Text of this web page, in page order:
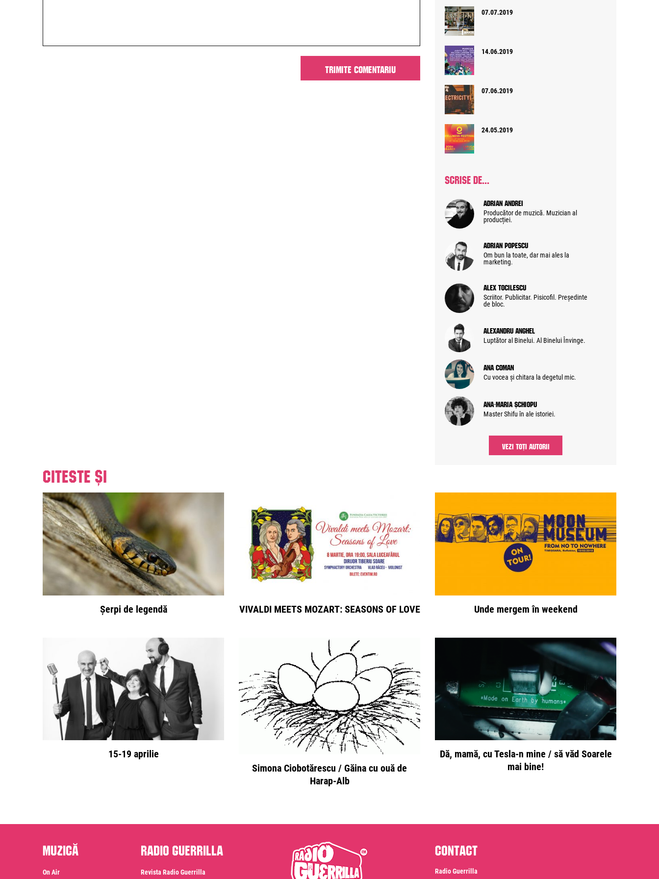
07.07.2019
14.06.2019
07.06.2019
24.05.2019
SCRISE DE...
Adrian Andrei
Producător de muzică. Muzician al
producției.
Adrian Popescu
Om bun la toate, dar mai ales la
marketing.
Alex Tocilescu
Scriitor. Publicitar. Pisicofil. Președinte
de bloc.
Alexandru Anghel
Luptător al Binelui. Al Binelui Învinge.
Ana Coman
Cu vocea și chitara la degetul mic.
Ana-Maria Șchiopu
Master Shifu în ale istoriei.
VEZI TOȚI AUTORII
Citeste și
Șerpi de legendă VIVALDI MEETS MOZART: SEASONS OF LOVE Unde mergem în weekend
15-19 aprilie
Simona Ciobotărescu / Găina cu ouă de
Harap-Alb
Dă, mamă, cu Tesla-n mine / să văd Soarele
mai bine!
Muzică
On Air
Radio Guerrilla
Revista Radio Guerrilla
Contact
Radio Guerrilla